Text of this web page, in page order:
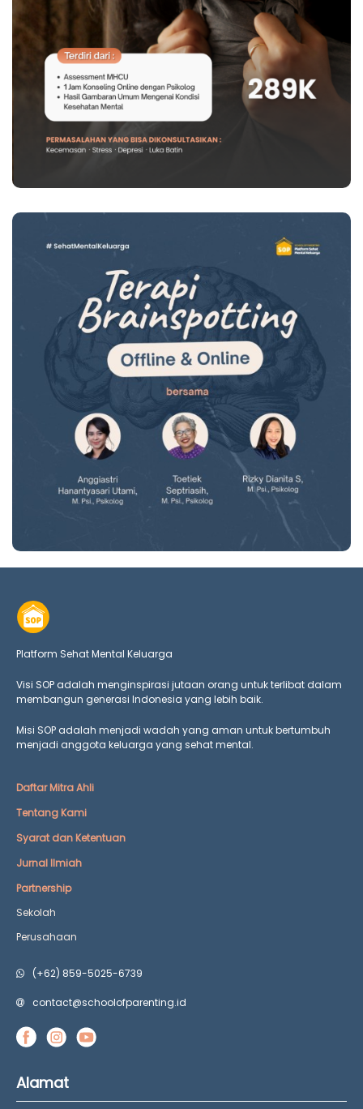
Platform Sehat Mental Keluarga
Visi SOP adalah menginspirasi jutaan orang untuk terlibat dalam
membangun generasi Indonesia yang lebih baik.
Misi SOP adalah menjadi wadah yang aman untuk bertumbuh
menjadi anggota keluarga yang sehat mental.
Daftar Mitra Ahli
Tentang Kami
Syarat dan Ketentuan
Jurnal Ilmiah
Partnership
Sekolah
Perusahaan
(+62) 859-5025-6739
contact@schoolofparenting.id
Alamat